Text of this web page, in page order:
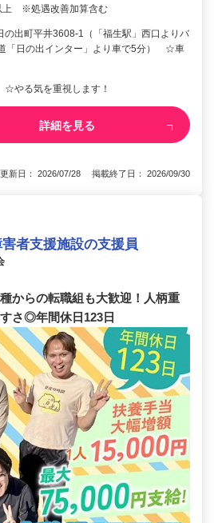
上 ※処遇改善加算含む
の出町平井3608-1（「福生駅」西口よりバ
「日の出インター」より車で5分） ☆車
やる気を重視します！
詳細を見る
更新日： 2026/07/28 掲載終了日： 2026/09/30
者支援施設の支援員
からの転職組も大歓迎！人柄重
さ◎年間休日123日